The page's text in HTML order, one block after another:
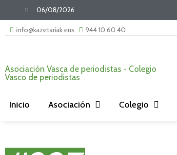
06/08/2026
info@kazetariak.eus 944 10 60 40
Asociación Vasca de periodistas - Colegio
Vasco de periodistas
Inicio Asociación Colegio